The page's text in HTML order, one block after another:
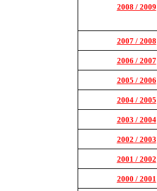
2008 / 2009
2007 / 2008
2006 / 2007
2005 / 2006
2004 / 2005
2003 / 2004
2002 / 2003
2001 / 2002
2000 / 2001